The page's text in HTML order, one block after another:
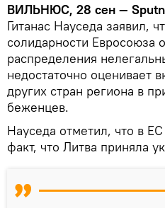
ВИЛЬНЮС, 28 сен —
Гитанас Науседа заявил,
солидарности Евросоюза
распределения
недостаточно оценивает
других стран региона в
беженцев.
Науседа отметил, что в
факт, что Литва приняла